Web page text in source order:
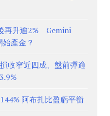
再升逾2% Gemini
產金？
收窄近四成、盤前彈逾
阿布扎比盈虧平衡